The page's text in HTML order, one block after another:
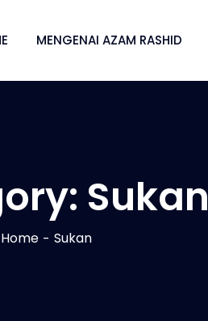
MENGENAI AZAM RASHID
Sukan
Home Sukan